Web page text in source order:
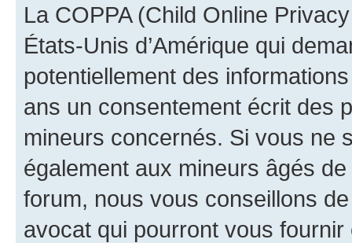
La COPPA (Child Online
États-Unis d’Amérique qui
potentiellement des
ans un consentement écrit des
mineurs concernés. Si vous ne
également aux mineurs âgés
forum, nous vous conseillons
avocat qui pourront vous